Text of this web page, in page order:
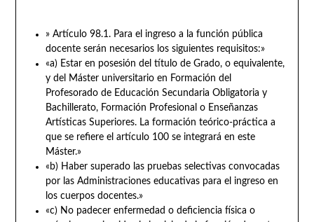
» Artículo 98.1. Para el ingreso a la función pública
docente serán necesarios los siguientes requisitos:»
«a) Estar en posesión del título de Grado, o equivalente,
y del Máster universitario en Formación del
Profesorado de Educación Secundaria Obligatoria y
Bachillerato, Formación Profesional o Enseñanzas
Artísticas Superiores. La formación teórico-práctica a
que se refiere el artículo 100 se integrará en este
Máster.»
«b) Haber superado las pruebas selectivas convocadas
por las Administraciones educativas para el ingreso en
los cuerpos docentes.»
«c) No padecer enfermedad o deficiencia física o